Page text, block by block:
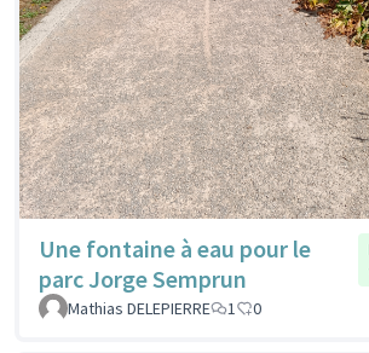
Une fontaine à eau pour le
parc Jorge Semprun
Mathias DELEPIERRE
1 0